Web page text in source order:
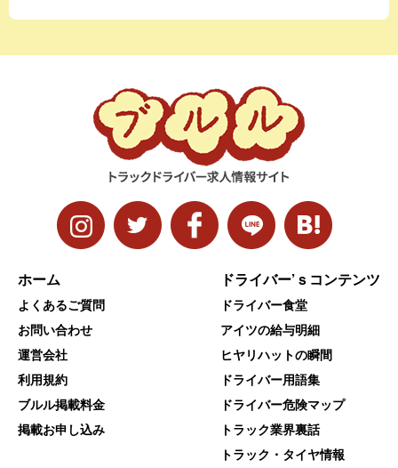
ホーム
よくあるご質問
お問い合わせ
運営会社
利用規約
ブルル掲載料金
掲載お申し込み
ドライバー’ｓコンテンツ
ドライバー食堂
アイツの給与明細
ヒヤリハットの瞬間
ドライバー用語集
ドライバー危険マップ
トラック業界裏話
トラック・タイヤ情報